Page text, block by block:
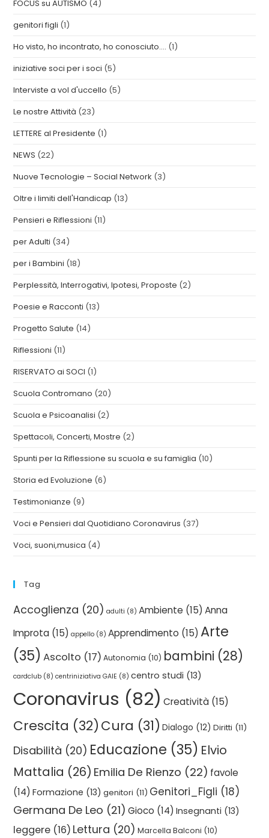
FOCUS su AUTISMO (4)
genitori figli (1)
Ho visto, ho incontrato, ho conosciuto…. (1)
iniziative soci per i soci (5)
Interviste a vol d'uccello (5)
Le nostre Attività (23)
LETTERE al Presidente (1)
NEWS (22)
Nuove Tecnologie – Social Network (3)
Oltre i limiti dell'Handicap (13)
Pensieri e Riflessioni (11)
per Adulti (34)
per i Bambini (18)
Perplessità, Interrogativi, Ipotesi, Proposte (2)
Poesie e Racconti (13)
Progetto Salute (14)
Riflessioni (11)
RISERVATO ai SOCI (1)
Scuola Contromano (20)
Scuola e Psicoanalisi (2)
Spettacoli, Concerti, Mostre (2)
Spunti per la Riflessione su scuola e su famiglia (10)
Storia ed Evoluzione (6)
Testimonianze (9)
Voci e Pensieri dal Quotidiano Coronavirus (37)
Voci, suoni,musica (4)
Tag
Accoglienza (20) adulti (8) Ambiente (15) Anna
Improta (15) appello (8) Apprendimento (15) Arte
(35) Ascolto (17) Autonomia (10) bambini (28)
cardclub (8) centriniziativa GAIE (8) centro studi (13)
Coronavirus (82) Creatività (15)
Crescita (32)Cura (31) Dialogo (12) Diritti (11)
Disabilità (20) Educazione (35) Elvio
Mattalia (26) Emilia De Rienzo (22) favole
(14) Formazione (13) genitori (11) Genitori_Figli (18)
Germana De Leo (21) Gioco (14) Insegnanti (13)
leggere (16) Lettura (20) Marcella Balconi (10)